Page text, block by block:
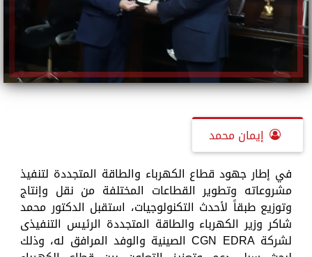
إيمان محمد
في إطار جهود قطاع الكهرباء والطاقة المتجددة لتنفيذ
مشروعاته وتطوير القطاعات المختلفة من نقل وإنتاج
وتوزيع طبقاً لأحدث التكنولوجيات، استقبل الدكتور محمد
شاكر وزير الكهرباء والطاقة المتجددة الرئيس التنفيذى
لشركة CGN EDRA الصينية والوفد المرافق له، وذلك